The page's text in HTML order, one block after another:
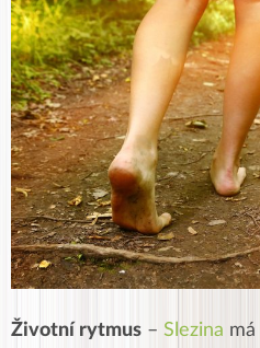
Životní rytmus – Slezina má